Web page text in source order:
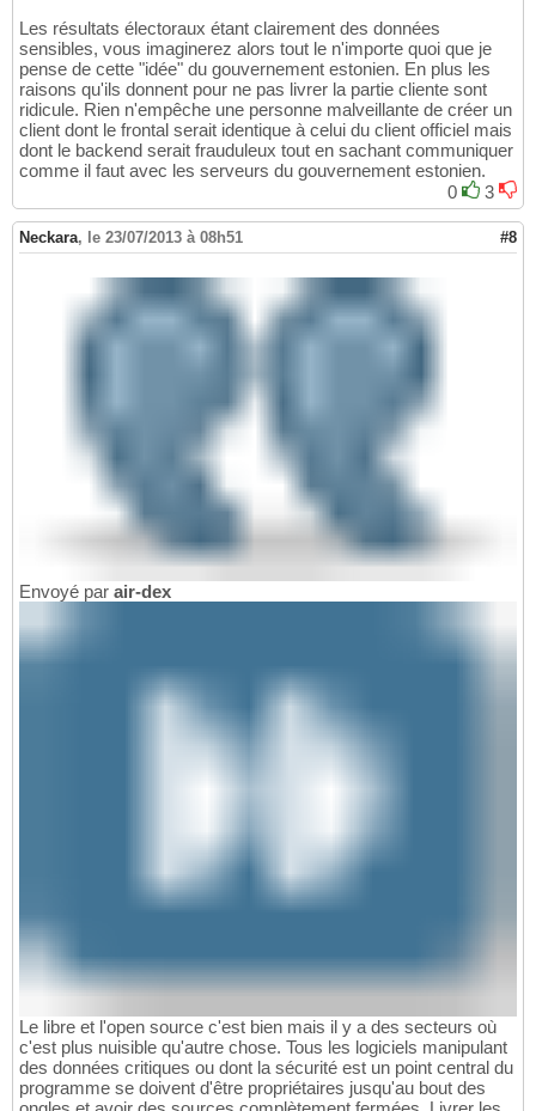
Les résultats électoraux étant clairement des données
sensibles, vous imaginerez alors tout le n'importe quoi que je
pense de cette "idée" du gouvernement estonien. En plus les
raisons qu'ils donnent pour ne pas livrer la partie cliente sont
ridicule. Rien n'empêche une personne malveillante de créer un
client dont le frontal serait identique à celui du client officiel mais
dont le backend serait frauduleux tout en sachant communiquer
comme il faut avec les serveurs du gouvernement estonien.
0
3
Neckara, le 23/07/2013 à 08h51 #8
Envoyé par air-dex
Le libre et l'open source c'est bien mais il y a des secteurs où
c'est plus nuisible qu'autre chose. Tous les logiciels manipulant
des données critiques ou dont la sécurité est un point central du
programme se doivent d'être propriétaires jusqu'au bout des